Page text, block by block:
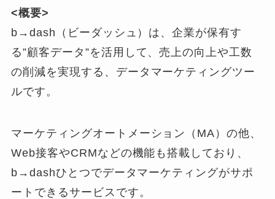
<概要>
b→dash（ビーダッシュ）は、企業が保有す
る”顧客データ”を活用して、売上の向上や工数
の削減を実現する、データマーケティングツー
ルです。
マーケティングオートメーション（MA）の他、
Web接客やCRMなどの機能も搭載しており、
b→dashひとつでデータマーケティングがサポ
ートできるサービスです。